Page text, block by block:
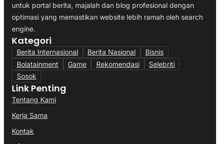
untuk portal berita, majalah dan blog profesional dengan
optimasi yang memastikan website lebih ramah oleh search
engine.
Kategori
Berita Internasional Berita Nasional
Bisnis
Bolatainment
Game Rekomendasi
Selebriti
Sosok
Link Penting
Tentang Kami
Kerja Sama
Kontak